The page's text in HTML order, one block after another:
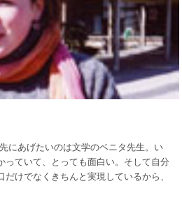
あげたいのは文学のベニタ先生。い
っていて、とっても面白い。そして自分
けでなくきちんと実現しているから、
って私たちと一つになって進めるから、